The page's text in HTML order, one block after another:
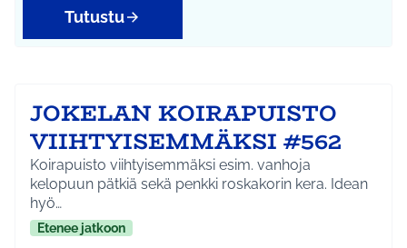
Tutustu
JOKELAN KOIRAPUISTO
VIIHTYISEMMÄKSI #562
Koirapuisto viihtyisemmäksi esim. vanhoja
kelopuun pätkiä sekä penkki roskakorin kera. Idean
hyö…
Etenee jatkoon